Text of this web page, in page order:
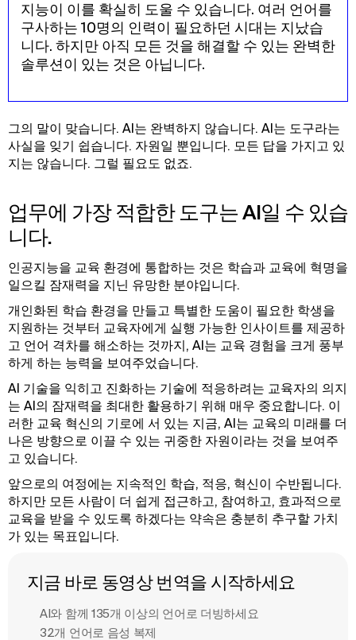
지능이 이를 확실히 도울 수 있습니다. 여러 언어를
구사하는 10명의 인력이 필요하던 시대는 지났습
니다. 하지만 아직 모든 것을 해결할 수 있는 완벽한
솔루션이 있는 것은 아닙니다.
그의 말이 맞습니다. AI는 완벽하지 않습니다. AI는 도구라는
사실을 잊기 쉽습니다. 자원일 뿐입니다. 모든 답을 가지고 있
지는 않습니다. 그럴 필요도 없죠.
업무에 가장 적합한 도구는 AI일 수 있습
니다.
인공지능을 교육 환경에 통합하는 것은 학습과 교육에 혁명을
일으킬 잠재력을 지닌 유망한 분야입니다.
개인화된 학습 환경을 만들고 특별한 도움이 필요한 학생을
지원하는 것부터 교육자에게 실행 가능한 인사이트를 제공하
고 언어 격차를 해소하는 것까지, AI는 교육 경험을 크게 풍부
하게 하는 능력을 보여주었습니다.
AI 기술을 익히고 진화하는 기술에 적응하려는 교육자의 의지
는 AI의 잠재력을 최대한 활용하기 위해 매우 중요합니다. 이
러한 교육 혁신의 기로에 서 있는 지금, AI는 교육의 미래를 더
나은 방향으로 이끌 수 있는 귀중한 자원이라는 것을 보여주
고 있습니다.
앞으로의 여정에는 지속적인 학습, 적응, 혁신이 수반됩니다.
하지만 모든 사람이 더 쉽게 접근하고, 참여하고, 효과적으로
교육을 받을 수 있도록 하겠다는 약속은 충분히 추구할 가치
가 있는 목표입니다.
지금 바로 동영상 번역을 시작하세요
AI와 함께 135개 이상의 언어로 더빙하세요
32개 언어로 음성 복제